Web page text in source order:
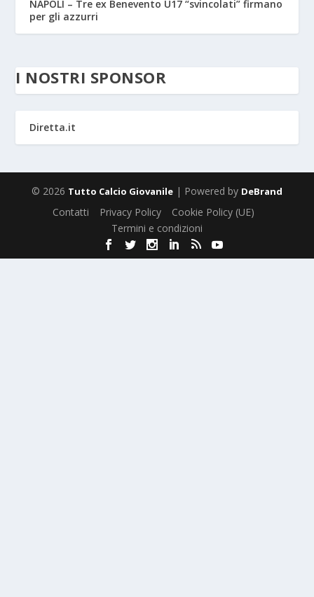
NAPOLI – Tre ex Benevento U17 “svincolati” firmano
per gli azzurri
I NOSTRI SPONSOR
Diretta.it
© 2026 Tutto Calcio Giovanile | Powered by DeBrand
Contatti Privacy Policy
Cookie Policy (UE)
Termini e condizioni